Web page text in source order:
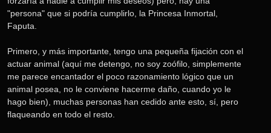
"persona" que si podría cumplirlo, la Princesa Inmortal,
Faputa.
Primero, y más importante, tengo una pequeña fijación con el
actuar animal (aquí me detengo, no soy zoófilo, simplemente
me parece encantador el poco razonamiento lógico que un
animal posea, no le conviene hacerme daño, cuando yo le
hago bien), muchas personas han cedido ante esto, sí, pero
flaqueando en todo el resto.